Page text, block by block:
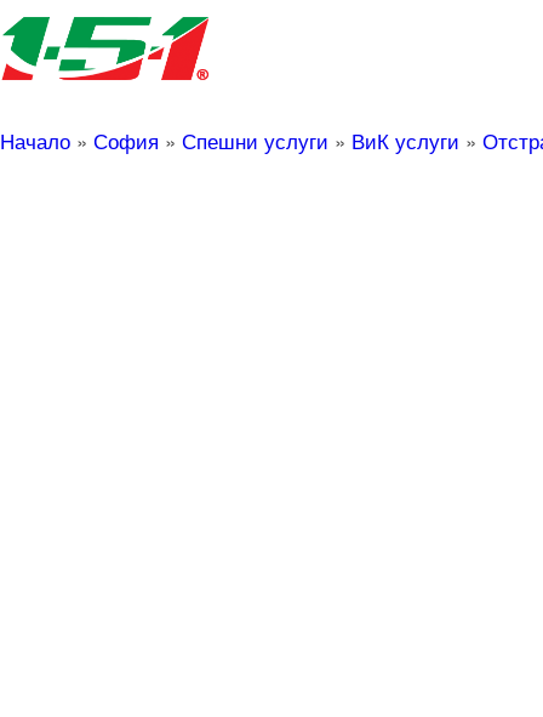
Начало » София » Спешни услуги » ВиК услуги »